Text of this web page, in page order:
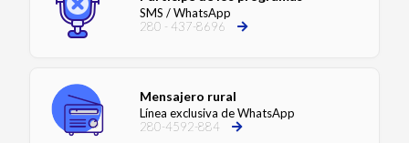
SMS / WhatsApp
280 - 437-8696
Mensajero rural
Línea exclusiva de WhatsApp
280-4592-884